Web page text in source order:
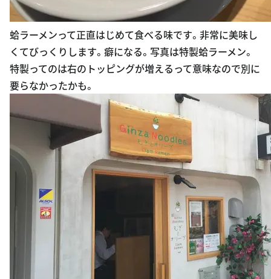
蛤ラーメンって正直はじめて食べる味です。非常に美味し
くてびっくりします。癖になる。写真は特製蛤ラーメン。
特製ってのは右のトッピングが増えるって意味なので別に
要らなかったかも。